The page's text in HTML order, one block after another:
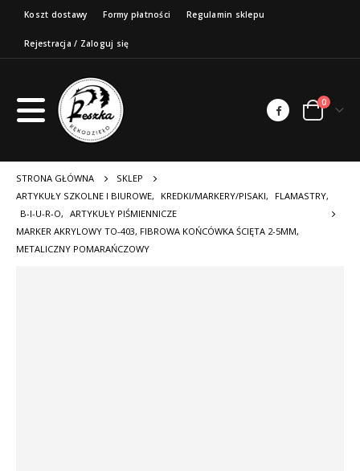
Koszt dostawy Formy płatności Regulamin sklepu
Rejestracja / Zaloguj się
0
STRONA GŁÓWNA
SKLEP
ARTYKUŁY SZKOLNE I BIUROWE, KREDKI/MARKERY/PISAKI, FLAMASTRY,
B-I-U-R-O, ARTYKUŁY PIŚMIENNICZE
MARKER AKRYLOWY TO-403, FIBROWA KOŃCÓWKA ŚCIĘTA 2-5MM,
METALICZNY POMARAŃCZOWY